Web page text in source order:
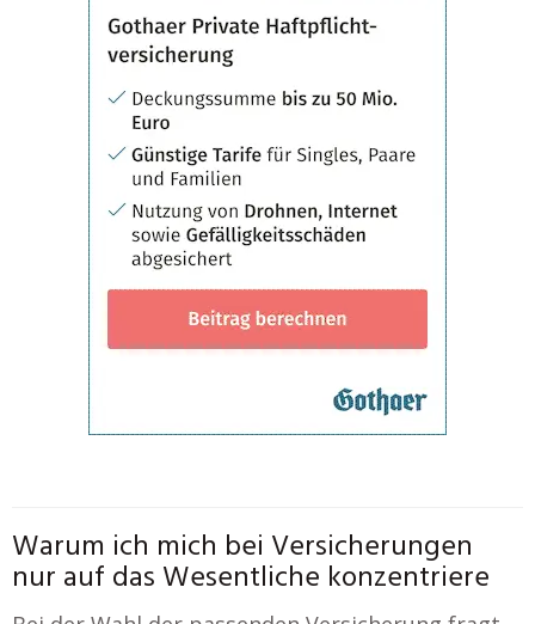
Warum ich mich bei Versicherungen
nur auf das Wesentliche konzentriere